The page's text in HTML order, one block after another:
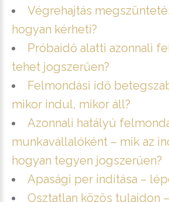
Végrehajtás
hogyan kérheti?
Próbaidő alatti azonnali
tehet jogszerűen?
Felmondási idő
mikor indul, mikor áll?
Azonnali hatályú
munkavállalóként – mik az
hogyan tegyen jogszerűen?
Apasági per indítása –
Osztatlan közös tulajdon